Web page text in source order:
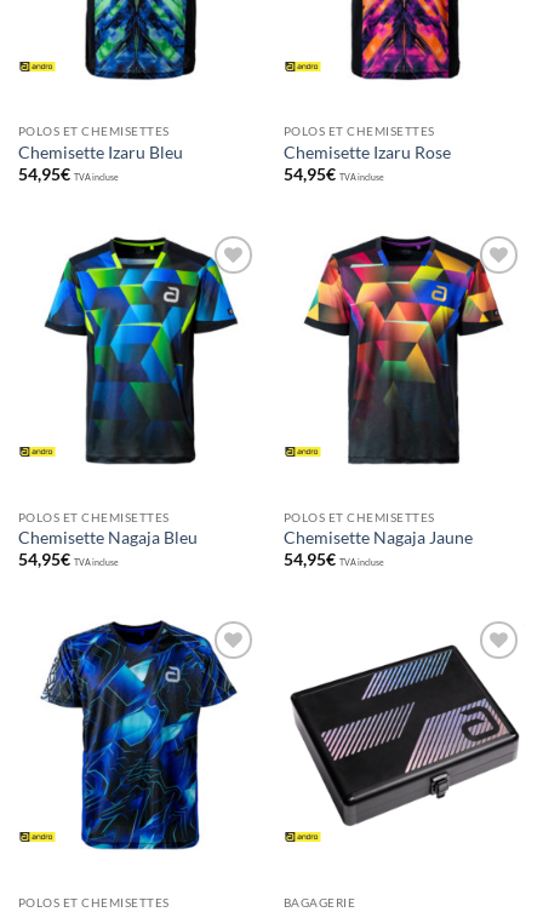
POLOS ET CHEMISETTES
Chemisette Izaru Bleu
54,95€ TVA incluse
POLOS ET CHEMISETTES
Chemisette Izaru Rose
54,95€ TVA incluse
Ajouter
aux
souhaits
POLOS ET CHEMISETTES
Chemisette Nagaja Bleu
54,95€ TVA incluse
Ajouter
aux
souhaits
POLOS ET CHEMISETTES
Chemisette Nagaja Jaune
54,95€ TVA incluse
Ajouter
aux
souhaits
POLOS ET CHEMISETTES
Ajouter
aux
souhaits
BAGAGERIE